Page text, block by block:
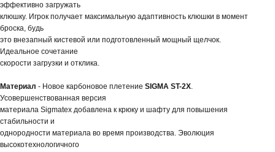
эффективно загружать
клюшку. Игрок получает максимальную адаптивность клюшки в момент
броска, будь
это внезапный кистевой или подготовленный мощный щелчок.
Идеальное сочетание
скорости загрузки и отклика.
Материал - Новое карбоновое плетение SIGMA ST-2X.
Усовершенствованная версия
материала Sigmatex добавлена к крюку и шафту для повышения
стабильности и
однородности материала во время производства. Эволюция
высокотехнологичного